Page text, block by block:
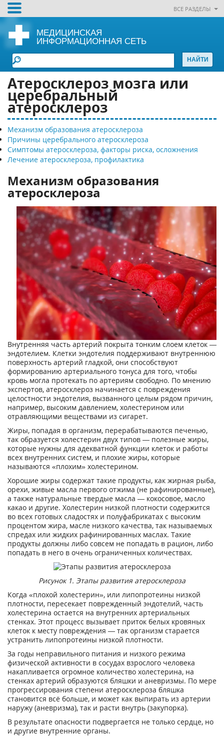
ВСЕ РАЗДЕЛЫ
МЕДИЦИНСКАЯ
ИНФОРМАЦИОННАЯ СЕТЬ
Атеросклероз мозга или
церебральный
атеросклероз
Механизм образования атеросклероза
Причины церебрального атеросклероза
Симптомы атеросклероза, факторы риска, осложнения
Лечение атеросклероза, профилактика
Механизм образования
атеросклероза
Внутренняя часть артерий покрыта тонким слоем клеток —
эндотелием. Клетки эндотелия поддерживают внутреннюю
поверхность артерий гладкой, они способствуют
формированию артериального тонуса для того, чтобы
кровь могла протекать по артериям свободно. По мнению
экспертов, атеросклероз начинается с повреждения
целостности эндотелия, вызванного целым рядом причин,
например, высоким давлением, холестерином или
отравляющими веществами из сигарет.
Жиры, попадая в организм, перерабатываются печенью,
так образуется холестерин двух типов — полезные жиры,
которые нужны для адекватной функции клеток и работы
всех внутренних систем, и плохие жиры, которые
называются «плохим» холестерином.
Хорошие жиры содержат такие продукты, как жирная рыба,
орехи, живые масла первого отжима (не рафинированные),
а также натуральные твердые масла — кокосовое, масло
какао и другие. Холестерин низкой плотности содержится
во всех готовых сладостях и полуфабрикатах с высоким
процентом жира, масле низкого качества, так называемых
спредах или жидких рафинированных маслах. Такие
продукты должны либо совсем не попадать в рацион, либо
попадать в него в очень ограниченных количествах.
Рисунок 1. Этапы развития атеросклероза
Когда «плохой холестерин», или липопротеины низкой
плотности, пересекает поврежденный эндотелий, часть
холестерина остается на внутренних артериальных
стенках. Этот процесс вызывает приток белых кровяных
клеток к месту повреждения — так организм старается
устранить липопротеины низкой плотности.
За годы неправильного питания и низкого режима
физической активности в сосудах взрослого человека
накапливается огромное количество холестерина, на
стенках артерий образуются бляшки и аневризмы. По мере
прогрессирования степени атеросклероза бляшка
становится всё больше, и может как выпирать из артерии
наружу (аневризма), так и расти внутрь (закупорка).
В результате опасности подвергается не только сердце, но
и другие внутренние органы.